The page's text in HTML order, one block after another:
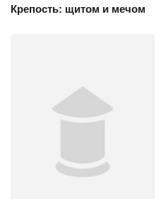
Крепость: щитом и мечом